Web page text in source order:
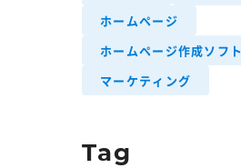
ホームページ
ホームページ作成ソフト
マーケティング
Tag